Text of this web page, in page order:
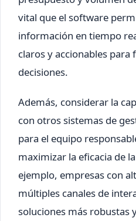
vital que el software
información en tiempo
claros y accionables para
decisiones.
Además, considerar la
con otros sistemas de
para el equipo
maximizar la eficacia de
ejemplo, empresas con
múltiples canales de
soluciones más robustas